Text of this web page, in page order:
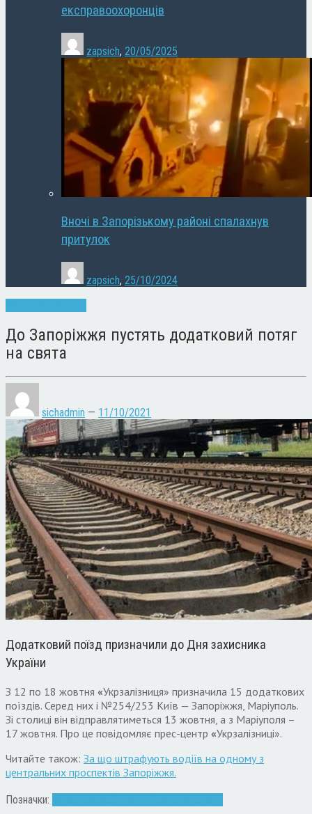
експравоохоронців
zapsich, 20/05/2025
Вночі в Запорізькому районі спалахнув
притулок
zapsich, 25/10/2024
До Запоріжжя пустять додатковий потяг
на свята
sichadmin — 11/10/2021
Додатковий поїзд призначили до Дня захисника
України
З 12 по 18 жовтня «Укрзалізниця» призначила 15 додаткових
поїздів. Серед них і №254/253 Київ — Запоріжжя, Маріуполь.
Зі столиці він відправлятиметься 13 жовтня, а з Маріуполя –
17 жовтня. Про це повідомляє прес-центр «Укрзалізниці».
Читайте також: За що штрафують водіїв на одному з
центральних проспектів Запоріжжя.
Позначки: